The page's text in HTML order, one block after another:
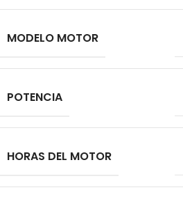
MODELO MOTOR
POTENCIA
HORAS DEL MOTOR